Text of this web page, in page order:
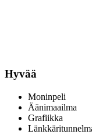
Hyvää
Moninpeli
Äänimaailma
Grafiikka